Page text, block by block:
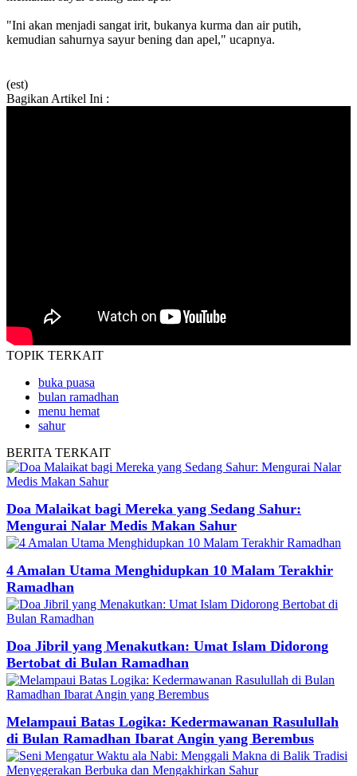
"Ini akan menjadi sangat irit, bukanya kurma dan air putih,
kemudian sahurnya sayur bening dan apel," ucapnya.
(est)
Bagikan Artikel Ini :
TOPIK TERKAIT
buka puasa
bulan ramadhan
menu hemat
sahur
BERITA TERKAIT
Doa Malaikat bagi Mereka yang Sedang Sahur:
Mengurai Nalar Medis Makan Sahur
4 Amalan Utama Menghidupkan 10 Malam Terakhir
Ramadhan
Doa Jibril yang Menakutkan: Umat Islam Didorong
Bertobat di Bulan Ramadhan
Melampaui Batas Logika: Kedermawanan Rasulullah
di Bulan Ramadhan Ibarat Angin yang Berembus